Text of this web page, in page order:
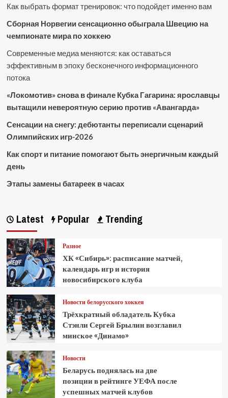
Как выбрать формат тренировок: что подойдет именно вам
Сборная Норвегии сенсационно обыграла Швецию на
чемпионате мира по хоккею
Современные медиа меняются: как оставаться
эффективным в эпоху бесконечного информационного
потока
«Локомотив» снова в финале Кубка Гагарина: ярославцы
вытащили невероятную серию против «Авангарда»
Сенсации на снегу: дебютанты переписали сценарий
Олимпийских игр-2026
Как спорт и питание помогают быть энергичным каждый
день
Этапы замены батареек в часах
Latest Popular Trending
Разное
ХК «Сибирь»: расписание матчей,
календарь игр и история
новосибирского клуба
Новости белорусского хоккея
Трёхкратный обладатель Кубка
Стэнли Сергей Брылин возглавил
минское «Динамо»
Новости
Беларусь поднялась на две
позиции в рейтинге УЕФА после
успешных матчей клубов